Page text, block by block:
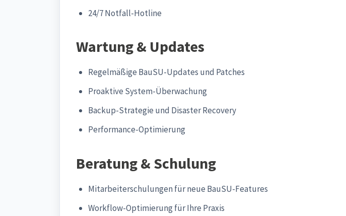
24/7 Notfall-Hotline
Wartung & Updates
Regelmäßige BauSU-Updates und Patches
Proaktive System-Überwachung
Backup-Strategie und Disaster Recovery
Performance-Optimierung
Beratung & Schulung
Mitarbeiterschulungen für neue BauSU-Features
Workflow-Optimierung für Ihre Praxis